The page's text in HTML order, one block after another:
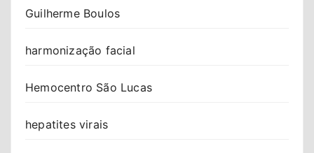
Guilherme Boulos
harmonização facial
Hemocentro São Lucas
hepatites virais